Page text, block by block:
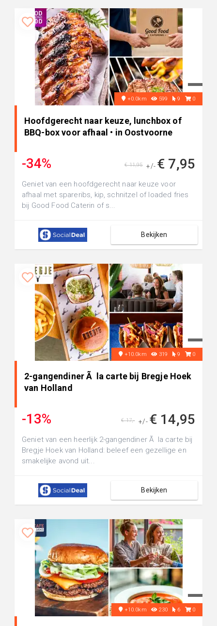
+0.0km 599 9 0
Hoofdgerecht naar keuze, lunchbox of
BBQ-box voor afhaal • in Oostvoorne
-34% +/- € 7,95
€ 11,95
Geniet van een hoofdgerecht naar keuze voor
afhaal met spareribs, kip, schnitzel of loaded fries
bij Good Food Caterin of s...
Bekijken
+10.0km 319 9 0
2-gangendiner Ã la carte bij Bregje Hoek
van Holland
-13% +/- € 14,95
€ 17,-
Geniet van een heerlijk 2-gangendiner Ã la carte bij
Bregje Hoek van Holland: beleef een gezellige en
smakelijke avond uit...
Bekijken
+10.0km 230 6 0